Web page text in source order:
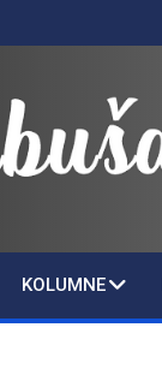
KOLUMNE